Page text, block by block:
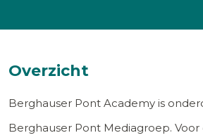
Overzicht
Berghauser Pont Academy is
Berghauser Pont Mediagroep.